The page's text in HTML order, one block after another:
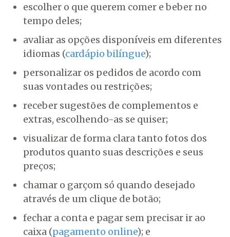
escolher o que querem comer e beber no
tempo deles;
avaliar as opções disponíveis em diferentes
idiomas (cardápio bilíngue);
personalizar os pedidos de acordo com
suas vontades ou restrições;
receber sugestões de complementos e
extras, escolhendo-as se quiser;
visualizar de forma clara tanto fotos dos
produtos quanto suas descrições e seus
preços;
chamar o garçom só quando desejado
através de um clique de botão;
fechar a conta e pagar sem precisar ir ao
caixa (pagamento online); e